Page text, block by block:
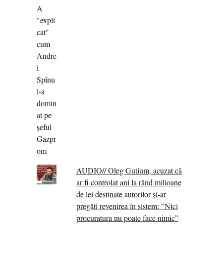
AUDIO// Oleg Gutium, acuzat că
ar fi controlat ani la rând milioane
de lei destinate autorilor și-ar
pregăti revenirea în sistem: ”Nici
procuratura nu poate face nimic”